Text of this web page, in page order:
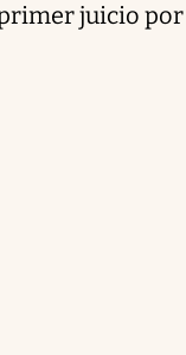
juicio por